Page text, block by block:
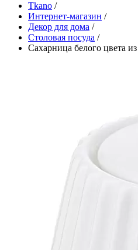
Tkano /
Интернет-магазин /
Декор для дома /
Столовая посуда /
Сахарница белого цвета